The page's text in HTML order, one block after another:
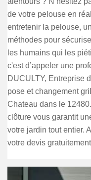
de votre pelouse en
entretenir la pelouse,
méthodes pour
les humains qui les
c'est d’appeler une
DUCULTY, Entreprise
pose et changement
Chateau dans le
clôture vous garantit
votre jardin tout entier.
votre devis